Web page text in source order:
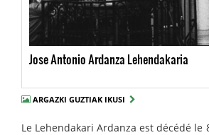
Jose Antonio Ardanza Lehendakaria
ARGAZKI GUZTIAK IKUSI
Le Lehendakari Ardanza est décédé le